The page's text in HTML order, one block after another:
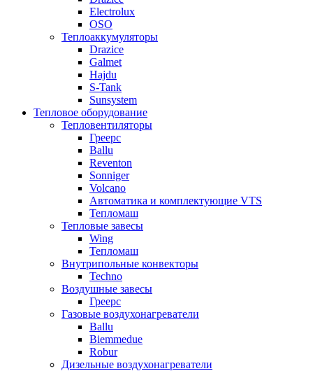
Electrolux
OSO
Теплоаккумуляторы
Drazice
Galmet
Hajdu
S-Tank
Sunsystem
Тепловое оборудование
Тепловентиляторы
Греерс
Ballu
Reventon
Sonniger
Volcano
Автоматика и комплектующие VTS
Тепломаш
Тепловые завесы
Wing
Тепломаш
Внутрипольные конвекторы
Techno
Воздушные завесы
Греерс
Газовые воздухонагреватели
Ballu
Biemmedue
Robur
Дизельные воздухонагреватели